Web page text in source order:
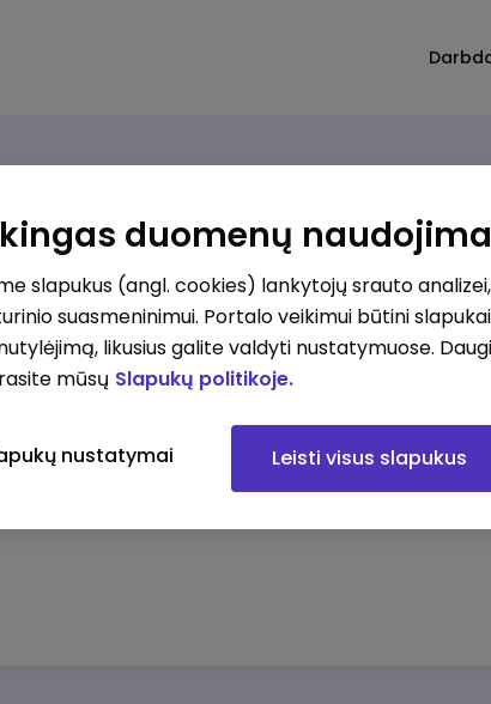
duomenų
slapukus (angl. cookies) lankytojų srauto analizei,
suasmeninimui. Portalo veikimui būtini
likusius galite valdyti nustatymuose.
mūsų Slapukų politikoje.
nustatymai Leisti visus slapukus